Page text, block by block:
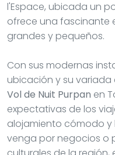
l'Espace, ubicada un
ofrece una fascinante
grandes y pequeños.
Con sus modernas
ubicación y su
Vol de Nuit Purpan en
expectativas de los
alojamiento cómodo y
venga por negocios o